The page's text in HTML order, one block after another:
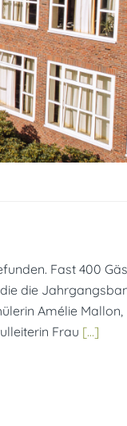
Fast 400
die
Amélie Mallon,
Frau […]